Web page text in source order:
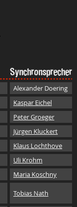
Synchronsprecher
Alexander Doering
Kaspar Eichel
Peter Groeger
Jürgen Kluckert
Klaus Lochthove
Uli Krohm
Maria Koschny
Tobias Nath